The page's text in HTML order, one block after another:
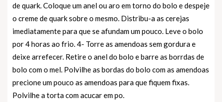
de quark. Coloque um anel ou aro em torno do bolo e despeje
o creme de quark sobre o mesmo. Distribu-a as cerejas
imediatamente para que se afundam um pouco. Leve o bolo
por 4 horas ao frio. 4- Torre as amendoas sem gordura e
deixe arrefecer. Retire o anel do bolo e barre as borrdas de
bolo com o mel. Polvilhe as bordas do bolo com as amendoas
precione um pouco as amendoas para que fiquem fixas.
Polvilhe a torta com acucar em po.